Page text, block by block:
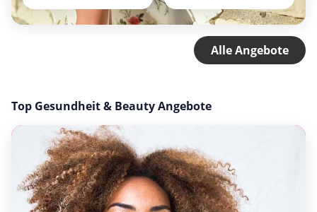
Alle Angebote
Top Gesundheit & Beauty Angebote